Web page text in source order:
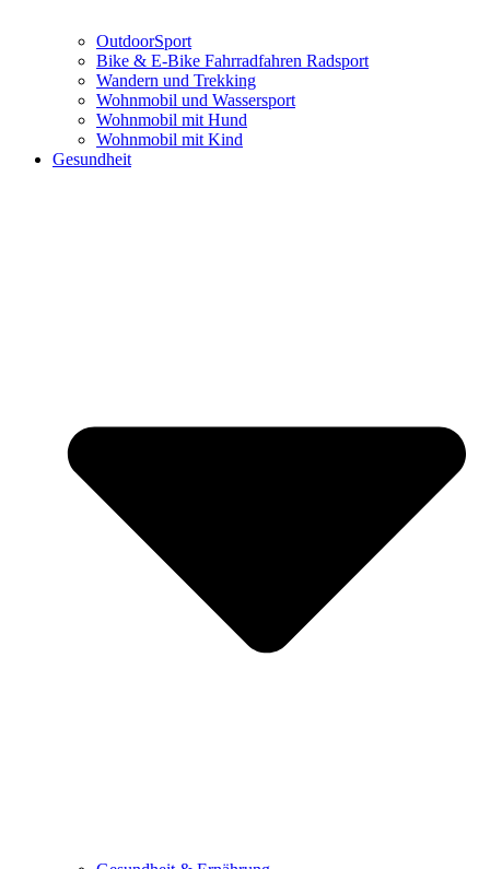
OutdoorSport
Bike & E-Bike Fahrradfahren Radsport
Wandern und Trekking
Wohnmobil und Wassersport
Wohnmobil mit Hund
Wohnmobil mit Kind
Gesundheit